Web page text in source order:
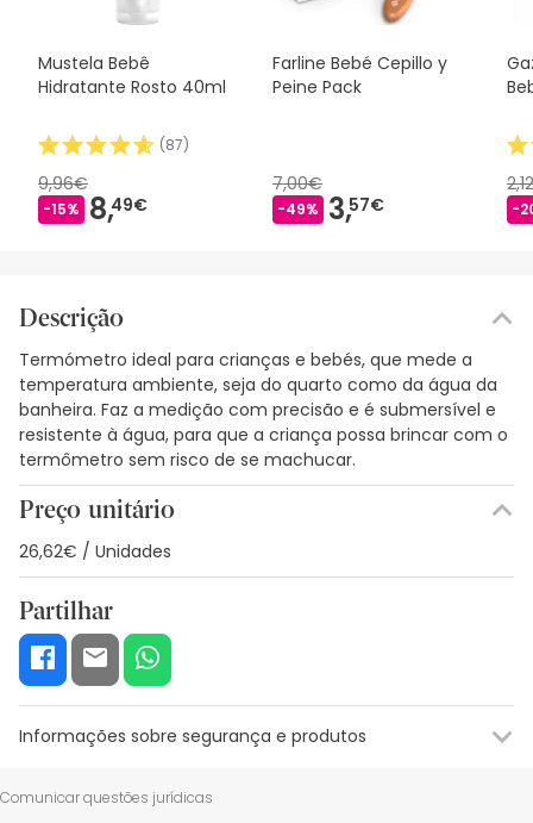
Mustela Bebê
Hidratante Rosto 40ml
(87)
9,96€
-15% 8,49€
Farline Bebé Cepillo y
Peine Pack
7,00€
-49% 3,57€ -
Descrição
Termómetro ideal para crianças e bebés, que mede a
temperatura ambiente, seja do quarto como da água da
banheira. Faz a medição com precisão e é submersível e
resistente à água, para que a criança possa brincar com o
termômetro sem risco de se machucar.
Preço unitário
26,62€ / Unidades
Partilhar
Informações sobre segurança e produtos
Recursos de segurança visual
Comunicar questões jurídicas